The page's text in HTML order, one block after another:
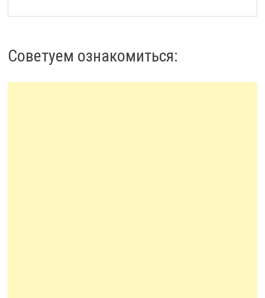
Советуем ознакомиться: